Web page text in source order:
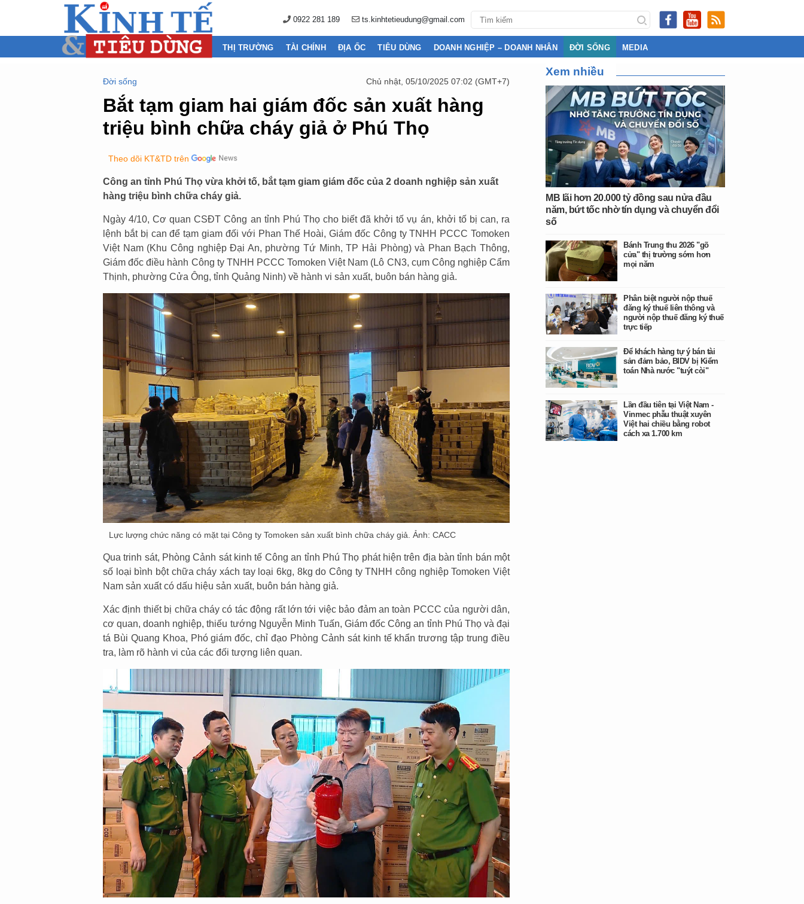
0922 281 189 ts.kinhtetieudung@gmail.com
THỊ TRƯỜNG TÀI CHÍNH ĐỊA ỐC TIÊU DÙNG DOANH NGHIỆP – DOANH NHÂN ĐỜI SỐNG MEDIA
Đời sống Chủ nhật, 05/10/2025 07:02 (GMT+7)
Bắt tạm giam hai giám đốc sản xuất hàng
triệu bình chữa cháy giả ở Phú Thọ
Theo dõi KT&TD trên
Công an tỉnh Phú Thọ vừa khởi tố, bắt tạm giam giám đốc của 2 doanh nghiệp sản xuất
hàng triệu bình chữa cháy giả.
Ngày 4/10, Cơ quan CSĐT Công an tỉnh Phú Thọ cho biết đã khởi tố vụ án, khởi tố bị can, ra
lệnh bắt bị can để tạm giam đối với Phan Thế Hoài, Giám đốc Công ty TNHH PCCC Tomoken
Việt Nam (Khu Công nghiệp Đại An, phường Tứ Minh, TP Hải Phòng) và Phan Bạch Thông,
Giám đốc điều hành Công ty TNHH PCCC Tomoken Việt Nam (Lô CN3, cụm Công nghiệp Cẩm
Thịnh, phường Cửa Ông, tỉnh Quảng Ninh) về hành vi sản xuất, buôn bán hàng giả.
Lực lượng chức năng có mặt tại Công ty Tomoken sản xuất bình chữa cháy giả. Ảnh: CACC
Qua trinh sát, Phòng Cảnh sát kinh tế Công an tỉnh Phú Thọ phát hiện trên địa bàn tỉnh bán một
số loại bình bột chữa cháy xách tay loại 6kg, 8kg do Công ty TNHH công nghiệp Tomoken Việt
Nam sản xuất có dấu hiệu sản xuất, buôn bán hàng giả.
Xác định thiết bị chữa cháy có tác động rất lớn tới việc bảo đảm an toàn PCCC của người dân,
cơ quan, doanh nghiệp, thiếu tướng Nguyễn Minh Tuấn, Giám đốc Công an tỉnh Phú Thọ và đại
tá Bùi Quang Khoa, Phó giám đốc, chỉ đạo Phòng Cảnh sát kinh tế khẩn trương tập trung điều
tra, làm rõ hành vi của các đối tượng liên quan.
Xem nhiều
MB lãi hơn 20.000 tỷ đồng sau nửa đầu
năm, bứt tốc nhờ tín dụng và chuyển đổi
số
Bánh Trung thu 2026 "gõ
cửa" thị trường sớm hơn
mọi năm
Phân biệt người nộp thuế
đăng ký thuế liên thông và
người nộp thuế đăng ký thuế
trực tiếp
Để khách hàng tự ý bán tài
sản đảm bảo, BIDV bị Kiểm
toán Nhà nước "tuýt còi"
Lần đầu tiên tại Việt Nam -
Vinmec phẫu thuật xuyên
Việt hai chiều bằng robot
cách xa 1.700 km